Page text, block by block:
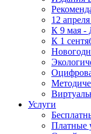
12
К 9 мая -
К 1
Услуги
Платные